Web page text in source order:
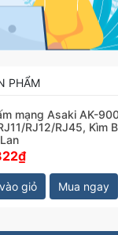
PHẨM
mạng Asaki AK-
RJ12/RJ45, Kìm
giỏ Mua ngay